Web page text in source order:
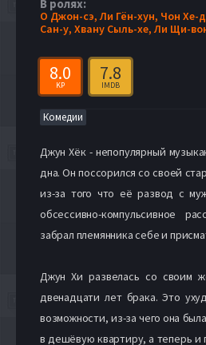
В ролях:
О Джон-сэ,Ли Гён-хун, Чон Хе-
Сан-у, Хвану Сыль-хе,Ли Щи-
8.0
KP
7.8
IMDB
Комедии
Джун Хёк - непопулярный
дна. Он поссорился со своей
из-за того что её развод с
обсессивно-компульсивное
забрал племянника себе и
Джун Хи развелась со своим
двенадцати лет брака. Это
возможности, из-за чего она
в дешёвую квартиру, а теперь и